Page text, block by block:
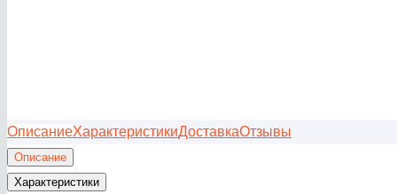
ОписаниеХарактеристикиДоставкаОтзывы
Описание
Характеристики